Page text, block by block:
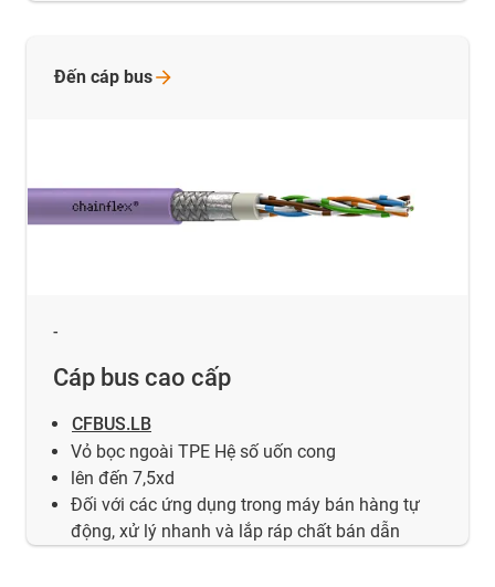
-
Cáp bus cao cấp
CFBUS.LB
Vỏ bọc ngoài TPE Hệ số uốn cong
lên đến 7,5xd
Đối với các ứng dụng trong máy bán hàng tự
động, xử lý nhanh và lắp ráp chất bán dẫn
Đến cáp bus